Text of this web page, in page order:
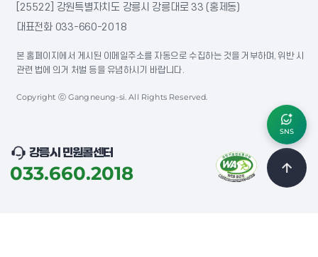
[25522] 강원특별자치도 강릉시 강릉대로 33 (홍제동)
대표전화 033-660-2018
본 홈페이지에서 게시된 이메일주소를 자동으로 수집하는 것을 거부하며, 위반 시
관련 법에 의거 처벌 등을 유념하시기 바랍니다.
Copyright ⓒ Gangneung-si. All Rights Reserved.
강릉시 민원콜센터
033.660.2018
SNS